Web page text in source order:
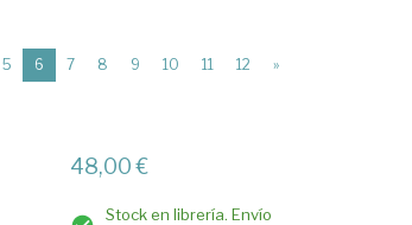
5 6 (current)
7 8 9 10 11 12 »
48,00 €
Stock en librería. Envío